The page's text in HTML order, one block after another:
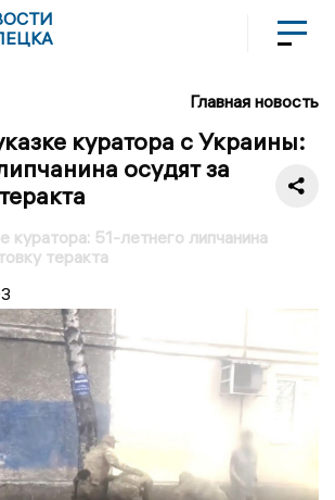
Главная новость
куратора с Украины:
осудят за
куратора: 51-летнего липчанина
теракта